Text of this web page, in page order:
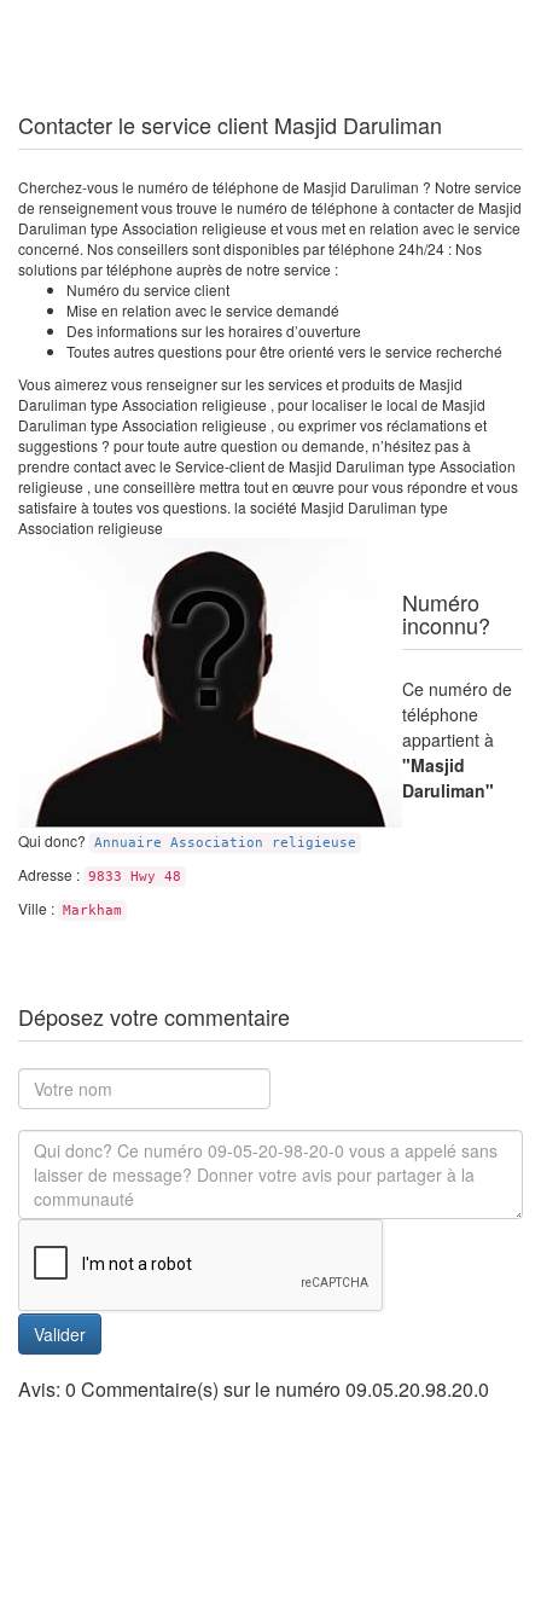
Contacter le service client Masjid Daruliman
Cherchez-vous le numéro de téléphone de Masjid Daruliman ? Notre service
de renseignement vous trouve le numéro de téléphone à contacter de Masjid
Daruliman type Association religieuse et vous met en relation avec le service
concerné. Nos conseillers sont disponibles par téléphone 24h/24 : Nos
solutions par téléphone auprès de notre service :
Numéro du service client
Mise en relation avec le service demandé
Des informations sur les horaires d’ouverture
Toutes autres questions pour être orienté vers le service recherché
Vous aimerez vous renseigner sur les services et produits de Masjid
Daruliman type Association religieuse , pour localiser le local de Masjid
Daruliman type Association religieuse , ou exprimer vos réclamations et
suggestions ? pour toute autre question ou demande, n’hésitez pas à
prendre contact avec le Service-client de Masjid Daruliman type Association
religieuse , une conseillère mettra tout en œuvre pour vous répondre et vous
satisfaire à toutes vos questions. la société Masjid Daruliman type
Association religieuse
Numéro
inconnu?
Ce numéro de
téléphone
appartient à
"Masjid
Daruliman"
Qui donc? Annuaire Association religieuse
Adresse : 9833 Hwy 48
Ville : Markham
Déposez votre commentaire
Valider
Avis: 0 Commentaire(s) sur le numéro 09.05.20.98.20.0